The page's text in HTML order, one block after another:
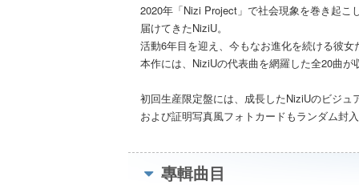
2020年「Nizi Project」で社会現象を巻き起こ
届けてきたNiziU。
活動6年目を迎え、今もなお進化を続ける彼
本作には、NiziUの代表曲を網羅した全20曲
初回生産限定盤には、成長したNiziUのビジ
および証明写真風フォトカードもランダム封
專輯曲目